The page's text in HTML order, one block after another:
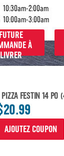
10:30am-2:00am
10:00am-3:00am
FUTURE
À
LIVRER
FESTIN 14 PO
AJOUTEZ COUPON